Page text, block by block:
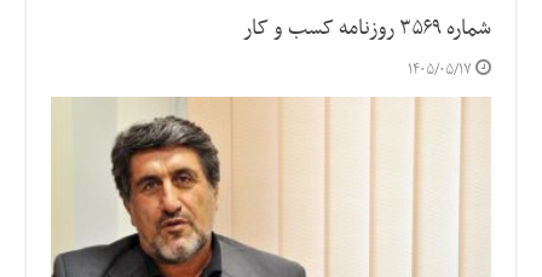
شماره ۳۵۶۹ روزنامه کسب و کار
۱۴۰۵/۰۵/۱۷